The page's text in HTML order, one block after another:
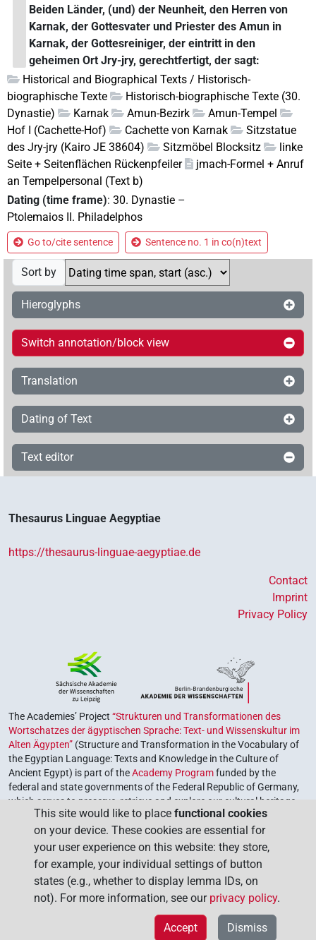
Beiden Länder, (und) der Neunheit, den Herren von
Karnak, der Gottesvater und Priester des Amun in
Karnak, der Gottesreiniger, der eintritt in den
geheimen Ort Jry-jry, gerechtfertigt, der sagt:
Historical and Biographical Texts / Historisch-
biographische Texte
Historisch-biographische Texte (30.
Dynastie)
Karnak Amun-Bezirk
Amun-Tempel
Hof I (Cachette-Hof)
Cachette von Karnak
Sitzstatue
des Jry-jry (Kairo JE 38604)
Sitzmöbel Blocksitz
linke
Seite + Seitenflächen Rückenpfeiler
jmach-Formel + Anruf
an Tempelpersonal (Text b)
Dating (time frame): 30. Dynastie –
Ptolemaios II. Philadelphos
Go to/cite sentence Sentence no. 1 in co(n)text
Sort by
Hieroglyphs
Switch annotation/block view
Translation
Dating of Text
Text editor
Thesaurus Linguae Aegyptiae
https://thesaurus-linguae-aegyptiae.de
Contact
Imprint
Privacy Policy
The Academies’ Project “Strukturen und Transformationen des
Wortschatzes der ägyptischen Sprache: Text- und Wissenskultur im
Alten Ägypten” (Structure and Transformation in the Vocabulary of
the Egyptian Language: Texts and Knowledge in the Culture of
Ancient Egypt) is part of theAcademy Programfunded by the
federal and state governments of the Federal Republic of Germany,
which serves to preserve, retrieve and explore our cultural heritage.
The program is coordinated by theUnion of the German Academies
of Sciences and Humanities.
This site would like to place functional cookies
on your device. These cookies are essential for
your user experience on this website: they store,
for example, your individual settings of button
states (e.g., whether to display lemma IDs, on
not). For more information, see our privacy policy.
Dismiss
Accept